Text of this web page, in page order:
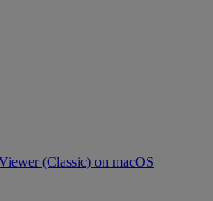
(Classic) on macOS